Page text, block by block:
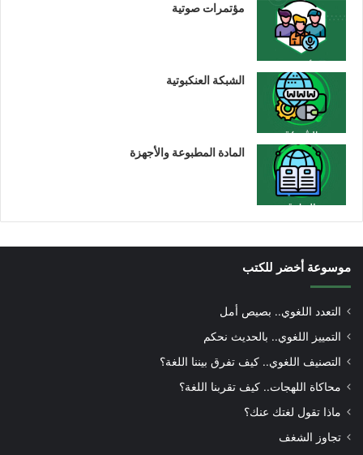
مؤتمرات صوتية
الشبكة العنكبوتية
المادة المطبوعة والأجهزة
موسوعة أخضر للكتب
التعدد اللغوي.. بصيص أمل
التمييز اللغوي.. بالحديث نحكم
التصنيف اللغوي.. كيف تفرق بيننا اللغة؟
محاكاة اللهجات.. كيف تقربنا اللغة؟
ماذا تقول لغتك عنك؟
تجاوز الشغف